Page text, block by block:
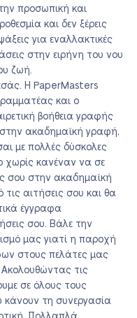
προσωπική και
και δεν ξέρεις
για εναλλακτικές
στην ειρήνη του νου
ζωή.
Η PaperMasters
και ο
βοήθεια γραφής
ακαδημαϊκή γραφή,
με πολλές δύσκολες
χωρίς κανέναν να σε
σου στην ακαδημαϊκή
αιτήσεις σου και θα
έγγραφα
σου. Βάλε την
μας γιατί η παροχή
στους πελάτες μας
τις
σε όλους τους
κάνουν τη συνεργασία